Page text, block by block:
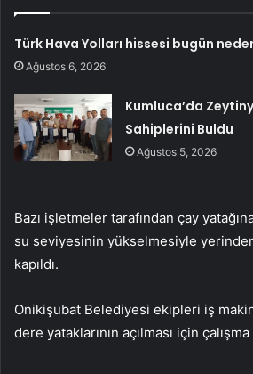
Türk Hava Yolları hissesi bugün
Ağustos 6, 2026
Kumluca’da
Sahiplerini Buldu
Ağustos 5, 2026
Bazı işletmeler tarafından çay
su seviyesinin yükselmesiyle
kapıldı.
Onikişubat Belediyesi ekipleri iş
dere yataklarının açılması için çalışma